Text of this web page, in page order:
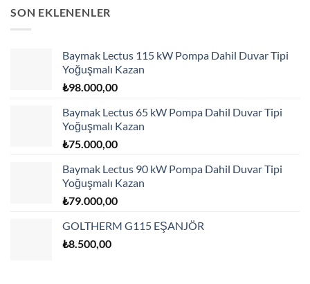
SON EKLENENLER
Baymak Lectus 115 kW Pompa Dahil Duvar Tipi
Yoğuşmalı Kazan
₺98.000,00
Baymak Lectus 65 kW Pompa Dahil Duvar Tipi
Yoğuşmalı Kazan
₺75.000,00
Baymak Lectus 90 kW Pompa Dahil Duvar Tipi
Yoğuşmalı Kazan
₺79.000,00
GOLTHERM G115 EŞANJÖR
₺8.500,00